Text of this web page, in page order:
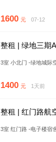
1600 元 07-12
整租 | 绿地三期
3室 小北门 -绿
1400 元 1天前
整租 | 红门路航
3室 红门路 -电子楼宿